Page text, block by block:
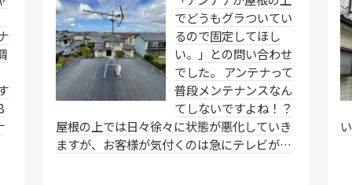
でどうもグラついてい
るので固定してほし
い。」との問い合わせ
でした。 アンテナって
普段メンテナンスなん
てしないですよね！？
屋根の上では日々徐々に状態が悪化していき
ますが、お客様が気付くのは急にテレビが…